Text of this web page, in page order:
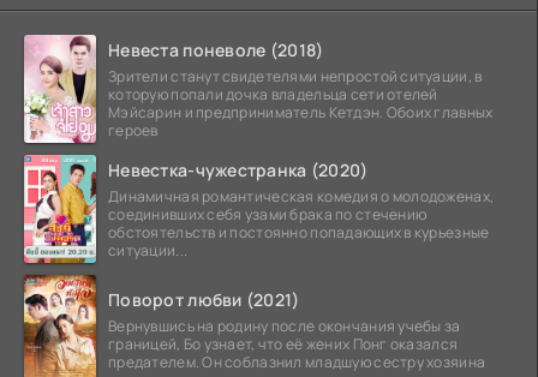
Невеста поневоле (2018)
Зрители станут свидетелями непростой ситуации, в
которую попали дочка владельца сети отелей
Мэйсарин и предприниматель Кетдэн. Обоих главных
героев
Невестка-чужестранка (2020)
Динамичная романтическая комедия о молодоженах,
соединивших себя узами брака по стечению
обстоятельств и постоянно попадающих в курьезные
ситуации...
Поворот любви (2021)
Вернувшись на родину после окончания учебы за
границей, Бо узнает, что её жених Понг оказался
предателем. Он соблазнил младшую сестру хозяина